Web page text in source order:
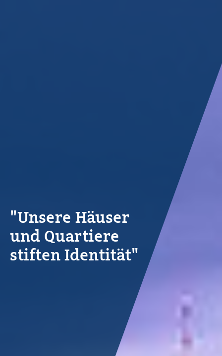
"Unsere Häuser
und Quartiere
stiften Identität"